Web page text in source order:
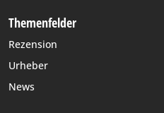
Themenfelder
Rezension
Urheber
News